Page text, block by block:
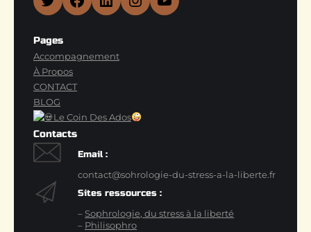
Pages
Accompagnement
À Propos
CONTACT
BLOG
Le Coin Des Ados
Contacts
Email :
contact@sohrologie-du-stress-a-la-liberte.fr
Sites ressources :
– Sophrologie, du stress à la liberté
– Philisophro